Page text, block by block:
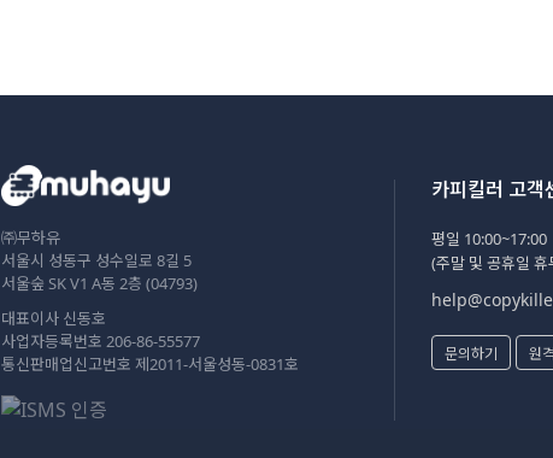
㈜무하유
서울시 성동구 성수일로 8길 5
서울숲 SK V1 A동 2층 (04793)
대표이사 신동호
사업자등록번호 206-86-55577
통신판매업신고번호 제2011-서울성동-0831호
카피킬러 고객
평일 10:00~17:00
(주말 및 공휴일 휴
문의하기 원